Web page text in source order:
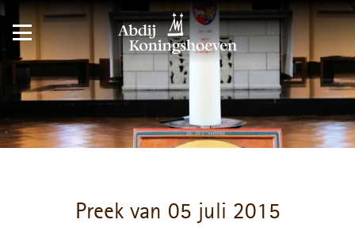
Preek van 05 juli 2015